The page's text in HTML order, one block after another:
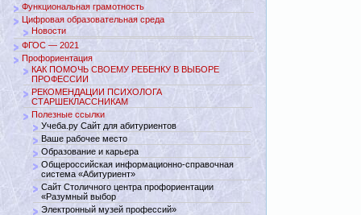
Функциональная грамотность
Цифровая образовательная среда
Новости
ФГОС — 2021
Профориентация
КАК ПОМОЧЬ СВОЕМУ РЕБЕНКУ В ВЫБОРЕ
ПРОФЕССИИ
РЕКОМЕНДАЦИИ ПСИХОЛОГА
СТАРШЕКЛАССНИКАМ
Полезные ссылки
Учеба.ру Сайт для абитуриентов
Ваше рабочее место
Образование и карьера
Общероссийская информационно-справочная
система «Абитуриент»
Сайт Столичного центра профориентации
«Разумный выбор
Электронный музей профессий»